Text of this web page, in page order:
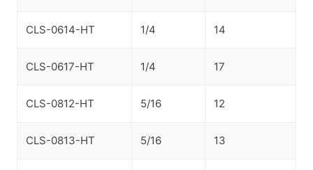
CLS-0614-HT 1/4 14
CLS-0617-HT 1/4 17
CLS-0812-HT 5/16 12
CLS-0813-HT 5/16 13